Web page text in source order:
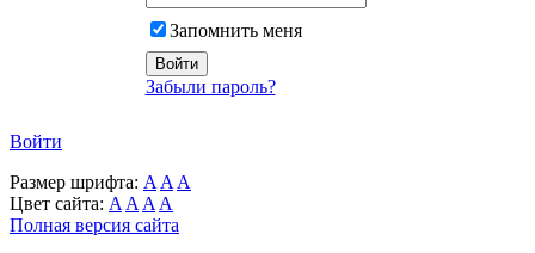
Запомнить меня
Забыли пароль?
Войти
Размер шрифта: A A A
Цвет сайта: A A A A
Полная версия сайта